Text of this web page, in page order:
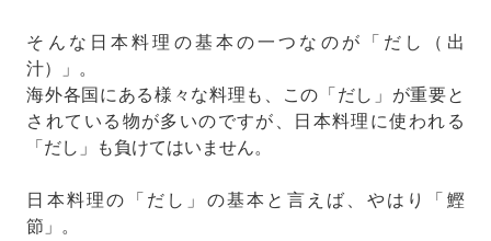
そんな日本料理の基本の一つなのが「だし（出
汁）」。
海外各国にある様々な料理も、この「だし」が重要と
されている物が多いのですが、日本料理に使われる
「だし」も負けてはいません。
日本料理の「だし」の基本と言えば、やはり「鰹
節」。